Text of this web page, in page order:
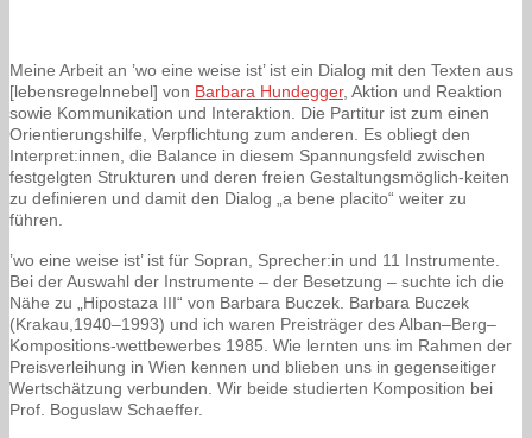
Meine Arbeit an ’wo eine weise ist’ ist ein Dialog mit den Texten aus
[lebensregelnnebel] von Barbara Hundegger, Aktion und Reaktion
sowie Kommunikation und Interaktion. Die Partitur ist zum einen
Orientierungshilfe, Verpflichtung zum anderen. Es obliegt den
Interpret:innen, die Balance in diesem Spannungsfeld zwischen
festgelgten Strukturen und deren freien Gestaltungsmöglich-keiten
zu definieren und damit den Dialog „a bene placito“ weiter zu
führen.
’wo eine weise ist’ ist für Sopran, Sprecher:in und 11 Instrumente.
Bei der Auswahl der Instrumente – der Besetzung – suchte ich die
Nähe zu „Hipostaza III“ von Barbara Buczek. Barbara Buczek
(Krakau,1940–1993) und ich waren Preisträger des Alban–Berg–
Kompositions-wettbewerbes 1985. Wie lernten uns im Rahmen der
Preisverleihung in Wien kennen und blieben uns in gegenseitiger
Wertschätzung verbunden. Wir beide studierten Komposition bei
Prof. Boguslaw Schaeffer.